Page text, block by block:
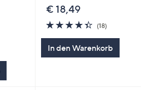
€ 18,49
4.3
von
(18)18
In den Warenkorb